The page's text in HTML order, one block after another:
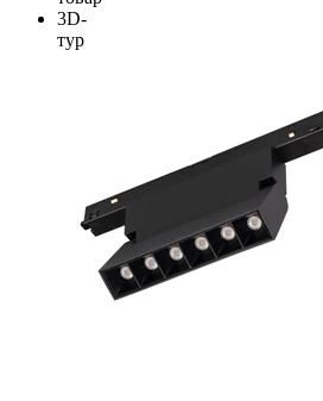
3D-
тур